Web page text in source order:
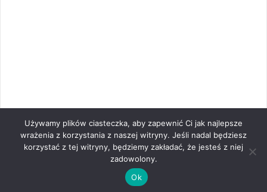
Używamy plików ciasteczka, aby zapewnić Ci jak najlepsze
wrażenia z korzystania z naszej witryny. Jeśli nadal będziesz
korzystać z tej witryny, będziemy zakładać, że jesteś z niej
zadowolony.
Ok